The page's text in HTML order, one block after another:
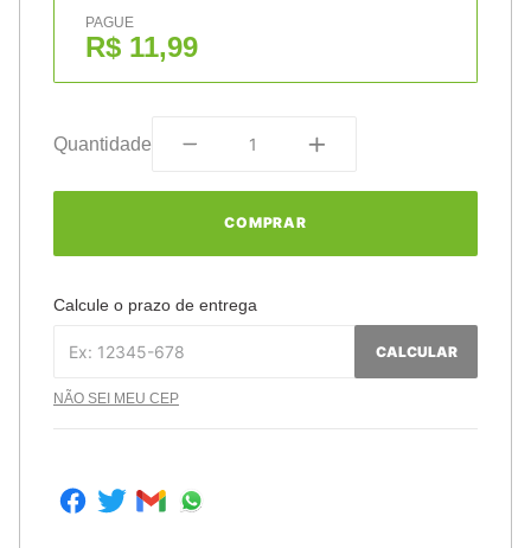
PAGUE
R$ 11,99
Quantidade
COMPRAR
Calcule o prazo de entrega
CALCULAR
NÃO SEI MEU CEP